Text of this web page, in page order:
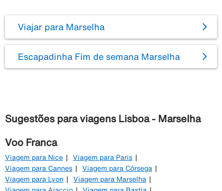
Viajar para Marselha
Escapadinha Fim de semana Marselha
Sugestões para viagens Lisboa - Marselha
Voo Franca
Viagem para Nice
Viagem para Paris
Viagem para Cannes
Viagem para Córsega
Viagem para Lyon
Viagem para Marselha